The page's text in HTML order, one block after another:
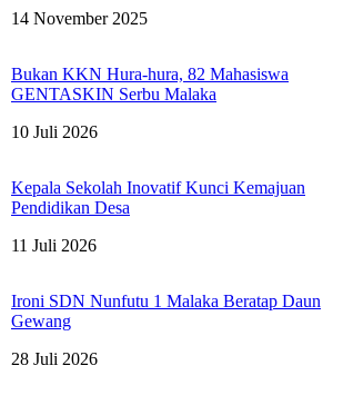
14 November 2025
Bukan KKN Hura-hura, 82 Mahasiswa
GENTASKIN Serbu Malaka
10 Juli 2026
Kepala Sekolah Inovatif Kunci Kemajuan
Pendidikan Desa
11 Juli 2026
Ironi SDN Nunfutu 1 Malaka Beratap Daun
Gewang
28 Juli 2026